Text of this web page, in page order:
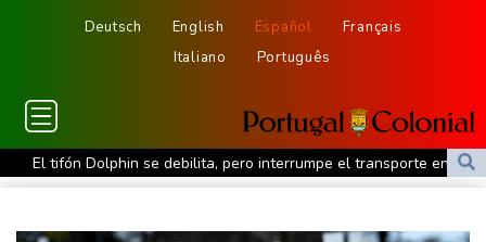
Deutsch English Español
Français
Italiano
Português
El tifón Dolphin se debilita, pero interrumpe el transporte en el
este de China